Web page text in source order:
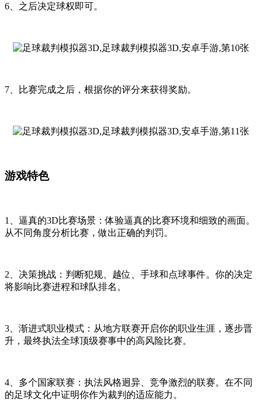
6、之后决定球权即可。
7、比赛完成之后，根据你的评分来获得奖励。
游戏特色
1、逼真的3D比赛场景：体验逼真的比赛环境和细致的画面。
从不同角度分析比赛，做出正确的判罚。
2、决策挑战：判断犯规、越位、手球和点球事件。你的决定
将影响比赛进程和球队排名。
3、渐进式职业模式：从地方联赛开启你的职业生涯，逐步晋
升，最终执法全球顶级赛事中的高风险比赛。
4、多个国家联赛：执法风格迥异、竞争激烈的联赛。在不同
的足球文化中证明你作为裁判的适应能力。